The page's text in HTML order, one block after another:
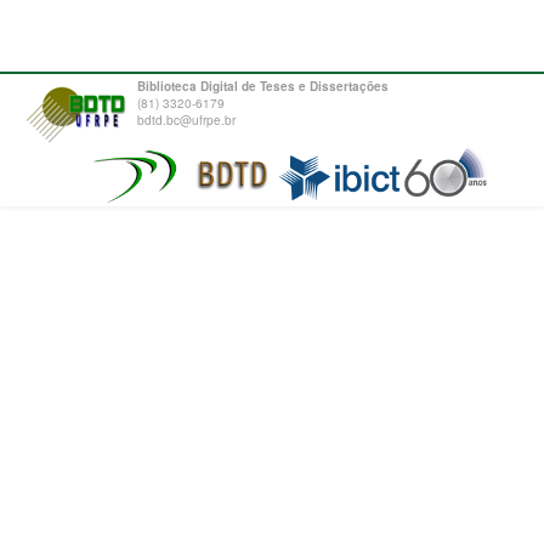
Biblioteca Digital de Teses e Dissertações
(81) 3320-6179
bdtd.bc@ufrpe.br